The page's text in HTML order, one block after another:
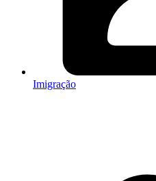
Imigração